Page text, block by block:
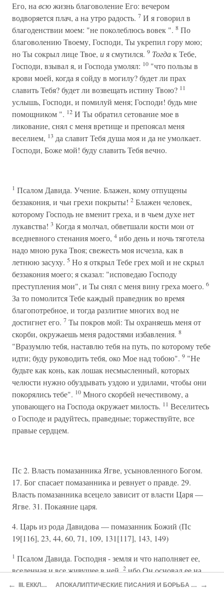
Его, на всюжизнь благоволение Его: вечером
водворяется плач, а на утро радость. 7 И я говорил в
благоденствии моем: "не поколеблюсь вовек ". 8 По
благоволению Твоему, Господи, Ты укрепил гору мою;
но Ты сокрыл лице Твое, ия смутился. 9 Тогдак Тебе,
Господи, взывал я, и Господа умолял: 10 "что пользы в
крови моей, когда я сойду в могилу? будет ли прах
славить Тебя? будет ли возвещать истину Твою? 11
услышь, Господи, и помилуй меня; Господи! будь мне
помощником ". 12 И Ты обратил сетование мое в
ликование, снял с меня вретище и препоясал меня
веселием, 13 да славит Тебя душа моя и да не умолкает.
Господи, Боже мой! буду славить Тебя вечно.
1 Псалом Давида. Учение. Блажен, кому отпущены
беззакония, и чьи грехи покрыты! 2 Блажен человек,
которому Господь не вменит греха, и в чьем духе нет
лукавства! 3 Когда я молчал, обветшали кости мои от
вседневного стенания моего, 4 ибо день и ночь тяготела
надо мною рука Твоя; свежесть моя исчезла, как в
летнюю засуху. 5 Но я открыл Тебе грех мой и не скрыл
беззакония моего; я сказал: "исповедаю Господу
преступления мои", и Ты снял с меня вину греха моего. 6
За то помолится Тебе каждый праведник во время
благопотребное, и тогда разлитие многих вод не
достигнет его. 7 Ты покров мой: Ты охраняешь меня от
скорби, окружаешь меня радостями избавления. 8
"Вразумлю тебя, наставлю тебя на путь, по которому тебе
идти; буду руководить тебя, око Мое над тобою". 9 "Не
будьте как конь, как лошак несмысленный, которых
челюсти нужно обуздывать уздою и удилами, чтобы они
покорялись тебе". 10 Много скорбей нечестивому, а
уповающего на Господа окружает милость. 11 Веселитесь
о Господе и радуйтесь, праведные; торжествуйте, все
правые сердцем.
Пс 2. Власть помазанника Ягве, усыновленного Богом.
17. Бог спасает помазанника и ревнует о правде. 29.
Власть помазанника всецело зависит от власти Царя —
Ягве. 31. Покаяние царя.
4. Царь из рода Давидова — помазанник Божий (Пс
19[116], 23, 44, 60, 71, 109, 131[117], 143, 149)
1 Псалом Давида. Господня - земля и что наполняет ее,
вселенная и все живущее в ней,2ибо Он основал ее на
морях и на реках утвердил ее. Кто взойдет на гору
← III. ЕККЛЕСИАСТ АПОКАЛИПТИЧЕСКИЕ ПИСАНИЯ И БОРЬБА ЗА ВЕРУ (V—II вв. до Р. X.) →